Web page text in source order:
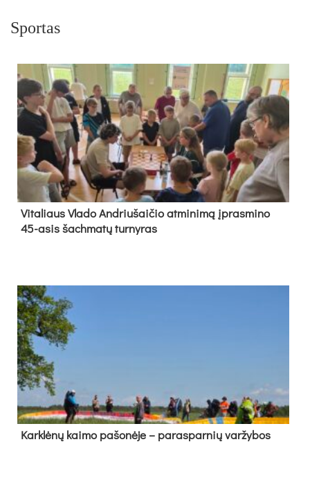
Sportas
Vi­ta­liaus Vla­do And­riu­šai­čio at­mi­ni­mą įpras­mi­no
45-asis šach­ma­tų tur­ny­ras
Kark­lė­nų kai­mo pa­šo­nė­je – pa­ras­par­nių var­žy­bos